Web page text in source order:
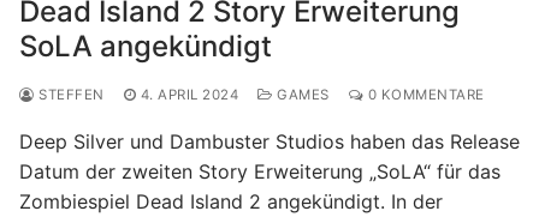
Dead Island 2 Story Erweiterung
SoLA angekündigt
STEFFEN 4. APRIL 2024 GAMES 0 KOMMENTARE
Deep Silver und Dambuster Studios haben das Release
Datum der zweiten Story Erweiterung „SoLA“ für das
Zombiespiel Dead Island 2 angekündigt. In der